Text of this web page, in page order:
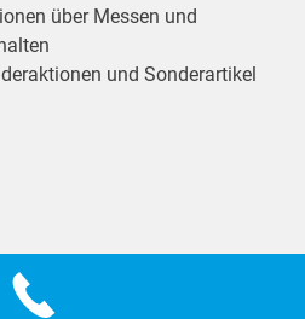
über Messen und
und Sonderartikel